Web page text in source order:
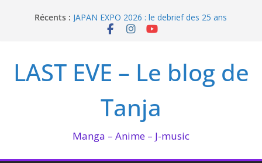
Récents : JAPAN EXPO 2026 : le debrief des 25 ans
Bilan lecture et visionnage de juillet 2026
Enomoto n’est pas un ange
LAST EVE – Le blog de
Tanja
Manga – Anime – J-music